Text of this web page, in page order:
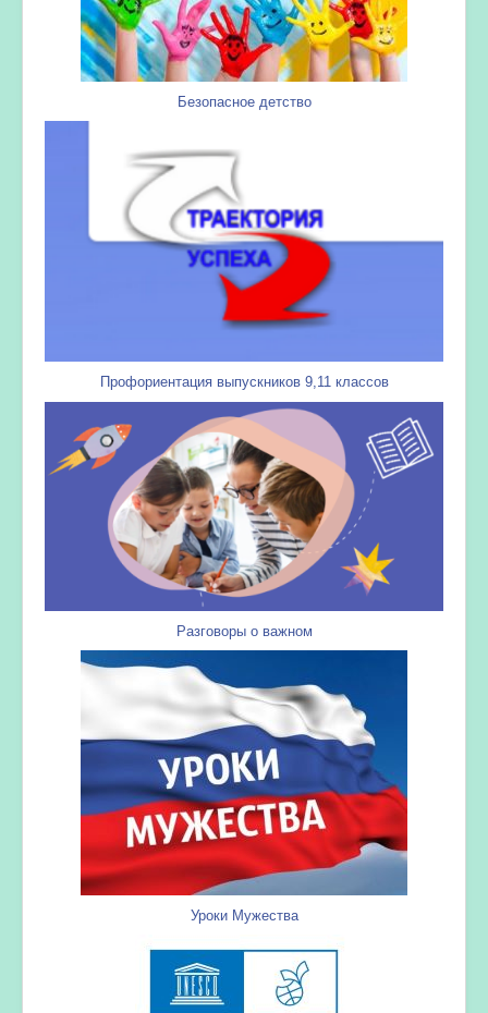
Безопасное детство
Профориентация выпускников 9,11 классов
Разговоры о важном
Уроки Мужества